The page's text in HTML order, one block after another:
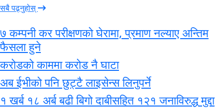
सबै पढ्नुहोस्
७ कम्पनी कर परीक्षणको घेरामा, प्रमाण नल्याए अन्तिम
फैसला हुने
करोडको काममा करोड नै घाटा
अब ईभीको पनि छुट्टै लाइसेन्स लिनुपर्ने
१ खर्ब १८ अर्ब बढी बिगो दाबीसहित १२१ जनाविरुद्ध मुद्दा